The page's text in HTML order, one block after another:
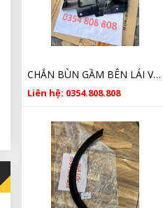
CHẮN BÙN GẦM BÊN LÁI VINFAST FADIL 42353386 CHÍNH HÃNG
Liên hệ: 0354.808.808